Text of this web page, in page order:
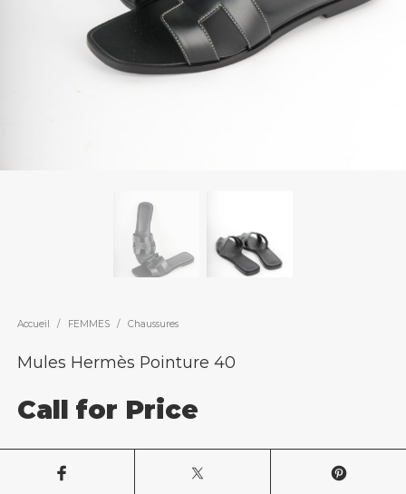
Accueil / FEMMES / Chaussures
Mules Hermès Pointure 40
Call for Price